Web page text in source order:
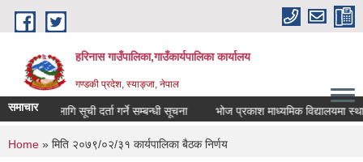
Skip to main content
हरिनास गाउँपालिका,गाउँकार्यपालिका कार्यालय
गण्डकी प्रदेश, स्याङ्जा, नेपाल
समाचारलागि सूची दर्ता गर्ने सम्बन्धी सूचना भोज प्रकाश माध्यमिक विद्यालयमा
You are here
Home » मिति २०७९/०२/३१ कार्यपालिका बैठक निर्णय